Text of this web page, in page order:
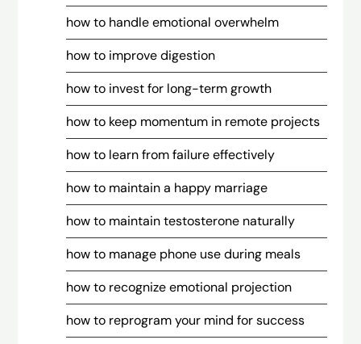
how to handle emotional overwhelm
how to improve digestion
how to invest for long-term growth
how to keep momentum in remote projects
how to learn from failure effectively
how to maintain a happy marriage
how to maintain testosterone naturally
how to manage phone use during meals
how to recognize emotional projection
how to reprogram your mind for success